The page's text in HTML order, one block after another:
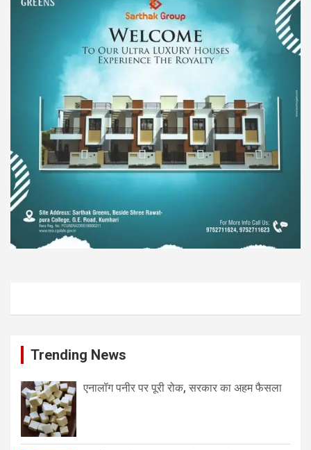
Trending News
एनालॉग पनीर पर पूरी रोक, सरकार का अहम फैसला